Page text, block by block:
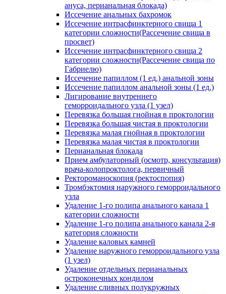
ануса, перианальная блокада)
Иссечение анальных бахромок
Иссечение интрасфинктерного свища 1
категории сложности(Рассечение свища в
просвет)
Иссечение интрасфинктерного свища 2
категории сложности(Рассечение свища по
Габриелю)
Иссечение папиллом (1 ед.) анальной зоны
Иссечение папиллом анальной зоны (1 ед.)
Лигирование внутреннего
геморроидального узла (1 узел)
Перевязка большая гнойная в проктологии
Перевязка большая чистая в проктологии
Перевязка малая гнойная в проктологии
Перевязка малая чистая в проктологии
Перианальная блокада
Прием амбулаторный (осмотр, консультация)
врача-колопроктолога, первичный
Ректороманоскопия (ректоспопия)
Тромбэктомия наружного геморроидального
узла
Удаление 1-го полипа анального канала 1
категории сложности
Удаление 1-го полипа анального канала 2-я
категория сложности
Удаление каловых камней
Удаление наружного геморроидального узла
(1 узел)
Удаление отдельных перианальных
остроконечных кондилом
Удаление сливных полукружных